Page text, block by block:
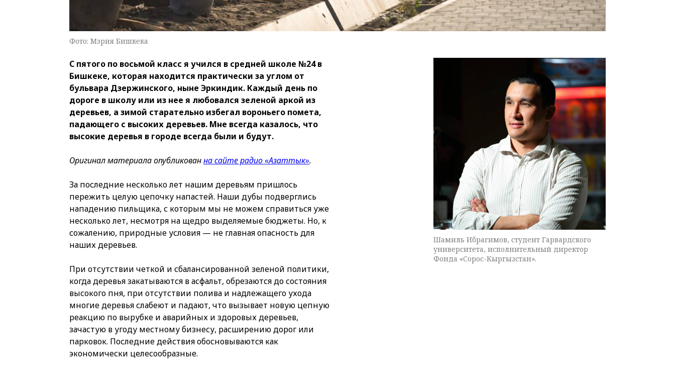
Фото: Мэрия Бишкека
С пятого по восьмой класс я учился в средней школе №24 в
Бишкеке, которая находится практически за углом от
бульвара Дзержинского, ныне Эркиндик. Каждый день по
дороге в школу или из нее я любовался зеленой аркой из
деревьев, а зимой старательно избегал вороньего помета,
падающего с высоких деревьев. Мне всегда казалось, что
высокие деревья в городе всегда были и будут.
Оригинал материала опубликованна сайте радио «Азаттык».
За последние несколько лет нашим деревьям пришлось
пережить целую цепочку напастей. Наши дубы подверглись
нападению пильщика, с которым мы не можем справиться уже
несколько лет, несмотря на щедро выделяемые бюджеты. Но, к
сожалению, природные условия — не главная опасность для
наших деревьев.
При отсутствии четкой и сбалансированной зеленой политики,
когда деревья закатываются в асфальт, обрезаются до состояния
высокого пня, при отсутствии полива и надлежащего ухода
многие деревья слабеют и падают, что вызывает новую цепную
реакцию по вырубке и аварийных и здоровых деревьев,
зачастую в угоду местному бизнесу, расширению дорог или
парковок. Последние действия обосновываются как
экономически целесообразные.
Шамиль Ибрагимов, студент Гарвардского
университета, исполнительный директор
Фонда «Сорос-Кыргызстан».